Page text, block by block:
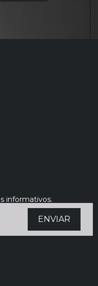
informativos.